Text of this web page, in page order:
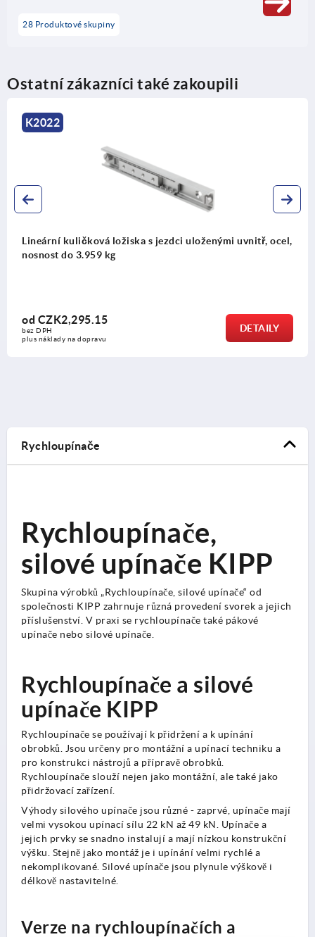
28 Produktové skupiny
Ostatní zákazníci také zakoupili
K2022
Lineární kuličková ložiska s jezdci uloženými uvnitř, ocel,
nosnost do 3.959 kg
od CZK2,295.15
bez DPH
plus náklady na dopravu
DETAILY
Rychloupínače
Rychloupínače,
silové upínače KIPP
Skupina výrobků „Rychloupínače, silové upínače“ od
společnosti KIPP zahrnuje různá provedení svorek a jejich
příslušenství. V praxi se rychloupínače také pákové
upínače nebo silové upínače.
Rychloupínače a silové
upínače KIPP
Rychloupínače se používají k přidržení a k upínání
obrobků. Jsou určeny pro montážní a upínací techniku a
pro konstrukci nástrojů a přípravě obrobků.
Rychloupínače slouží nejen jako montážní, ale také jako
přidržovací zařízení.
Výhody silového upínače jsou různé - zaprvé, upínače mají
velmi vysokou upínací sílu 22 kN až 49 kN. Upínače a
jejich prvky se snadno instalují a mají nízkou konstrukční
výšku. Stejně jako montáž je i upínání velmi rychlé a
nekomplikované. Silové upínače jsou plynule výškově i
délkově nastavitelné.
Verze na rychloupínačích a